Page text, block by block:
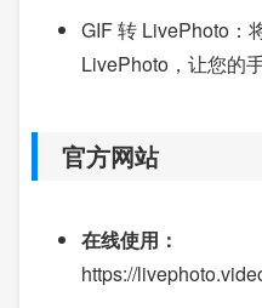
GIF 转 LivePhoto：
LivePhoto，让您的
官方网站
在线使用：
https://